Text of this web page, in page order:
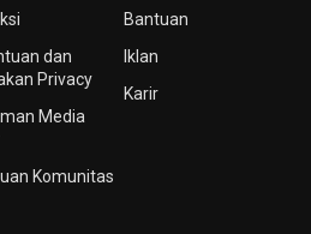
dan
Privacy
Media
Komunitas
Bantuan
Iklan
Karir